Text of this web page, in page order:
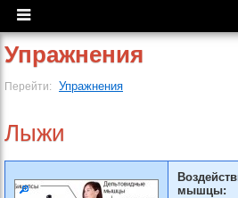
Упражнения
Перейти: Упражнения
Лыжи
мышцы: